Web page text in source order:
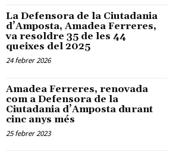
La Defensora de la Ciutadania
d’Amposta, Amadea Ferreres,
va resoldre 35 de les 44
queixes del 2025
24 febrer 2026
Amadea Ferreres, renovada
com a Defensora de la
Ciutadania d’Amposta durant
cinc anys més
25 febrer 2023